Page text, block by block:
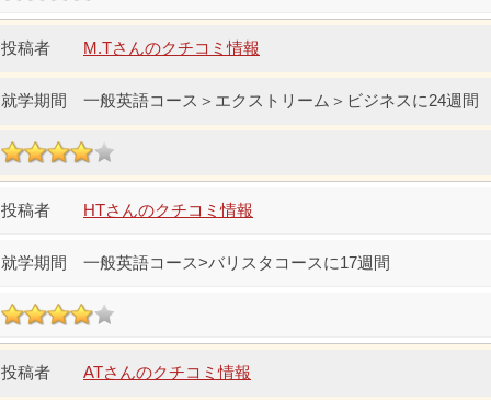
M.Tさんのクチコミ情報
一般英語コース＞エクストリーム＞ビジネスに24週間
HTさんのクチコミ情報
一般英語コース>バリスタコースに17週間
ATさんのクチコミ情報